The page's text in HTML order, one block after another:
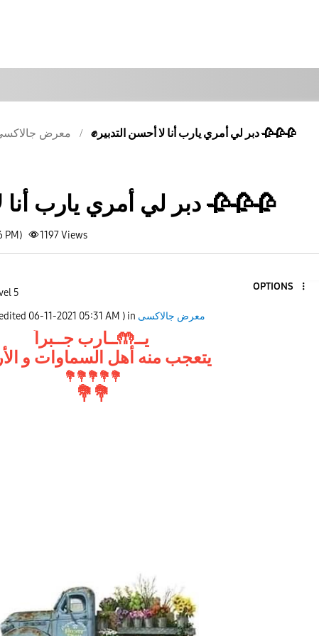
معرض ✊دبر لي أمري يارب أنا لا أحسن التدبير 🥀🥀🥀
✊دبر لي أمري يارب أنا لا أحسن التدبير 🥀🥀🥀
PM) 1197Views
5
OPTIONS
‎06-11-2021 05:31 AM ) in معرض جالاكسى
يتعجب منه أهل السماوات و
💐 💐 💐 💐 💐
💐 💐